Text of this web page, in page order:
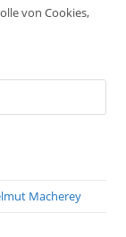
von Cookies,
Macherey